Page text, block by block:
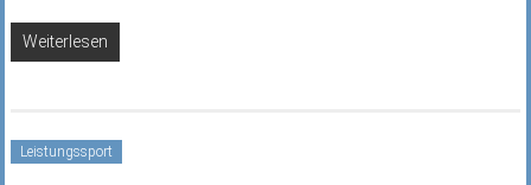
Weiterlesen
Leistungssport